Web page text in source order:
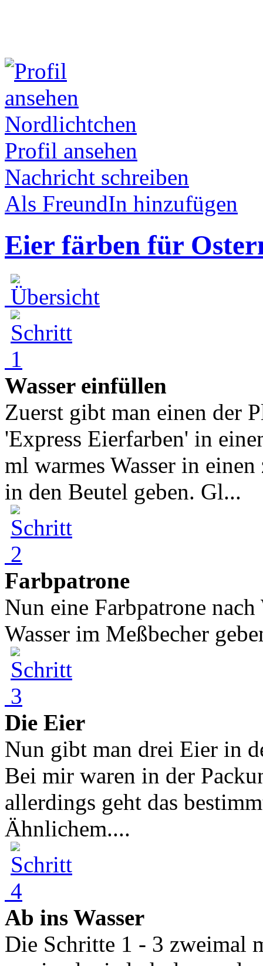
Nordlichtchen
Profil ansehen
Nachricht schreiben
Als FreundIn hinzufügen
Eier färben für
Wasser einfüllen
Zuerst gibt man einen der
'Express Eierfarben' in
ml warmes Wasser in
in den Beutel geben. Gl...
Farbpatrone
Nun eine Farbpatrone
Wasser im Meßbecher
Die Eier
Nun gibt man drei Eier in
Bei mir waren in der
allerdings geht das
Ähnlichem....
Ab ins Wasser
Die Schritte 1 - 3 zweimal